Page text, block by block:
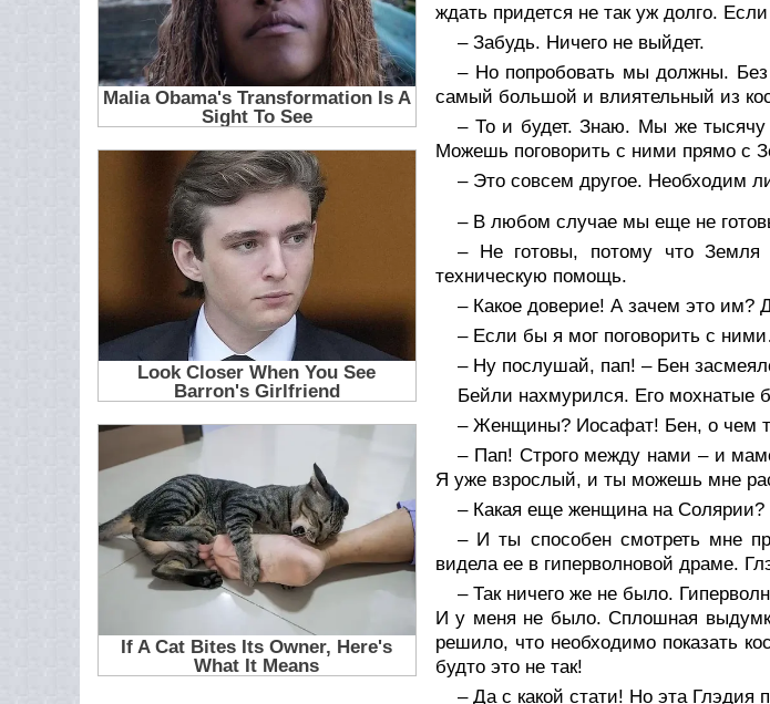
ждать придется не так уж долго.
– Забудь. Ничего не выйдет.
– Но попробовать мы должны. Без
самый большой и влиятельный из
– То и будет. Знаю. Мы же тысячу
Можешь поговорить с ними прямо с
– Это совсем другое. Необходим
– В любом случае мы еще не
– Не готовы, потому что Земля
техническую помощь.
– Какое доверие! А зачем это им?
– Если бы я мог поговорить с
– Ну послушай, пап! – Бен
Бейли нахмурился. Его мохнатые
– Женщины? Иосафат! Бен, о чем
– Пап! Строго между нами – и
Я уже взрослый, и ты можешь мне
– Какая еще женщина на Солярии?
– И ты способен смотреть мне
видела ее в гиперволновой драме.
– Так ничего же не было.
И у меня не было. Сплошная
решило, что необходимо показать
будто это не так!
– Да с какой стати! Но эта Глэдия